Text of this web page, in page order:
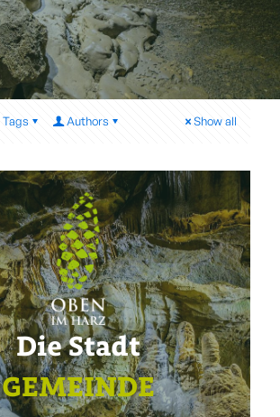
Tags Authors Show all
Die Stadt
GEMEINDE